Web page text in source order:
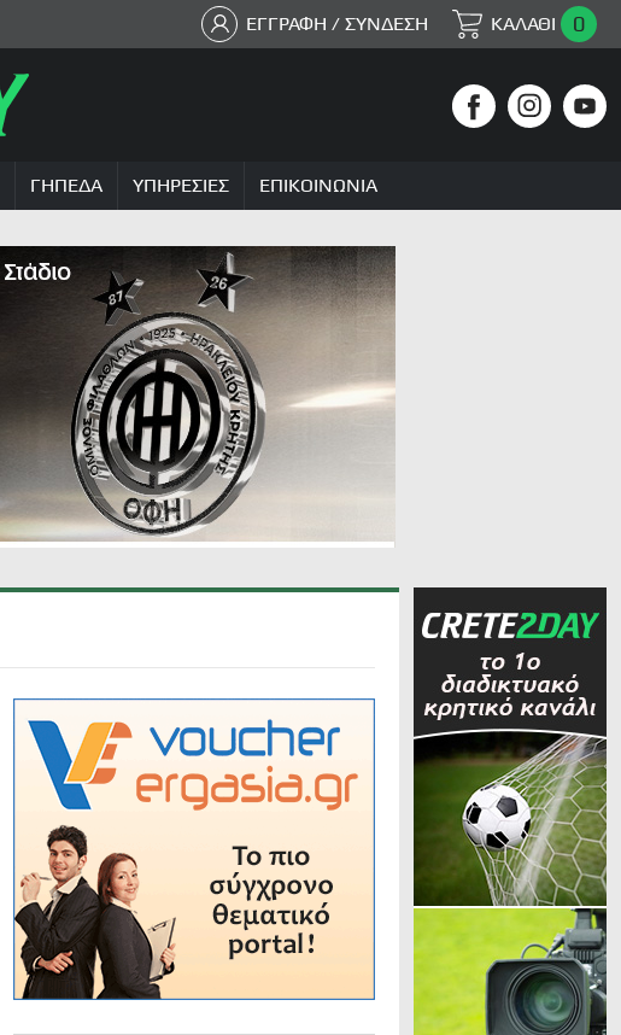
ΕΓΓΡΑΦΗ / ΣΥΝΔΕΣΗ ΚΑΛΑΘΙ 0
ΓΗΠΕΔΑ ΥΠΗΡΕΣΙΕΣ ΕΠΙΚΟΙΝΩΝΙΑ